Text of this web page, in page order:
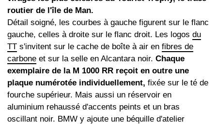
routier de l'île de Man.
Détail soigné, les courbes à gauche figurent sur le flanc
gauche, celles à droite sur le flanc droit. Les logos du
TT s'invitent sur le cache de boîte à air en fibres de
carbone et sur la selle en Alcantara noir. Chaque
exemplaire de la M 1000 RR reçoit en outre une
plaque numérotée individuellement, fixée sur le té de
fourche supérieur. Mais aussi un réservoir en
aluminium rehaussé d'accents peints et un bras
oscillant noir. BMW y ajoute une béquille d'atelier